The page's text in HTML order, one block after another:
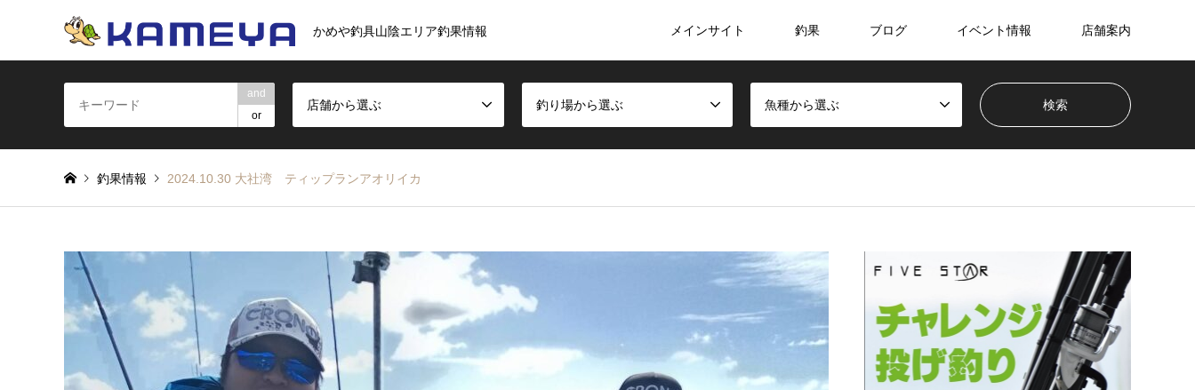
かめや釣具山陰エリア釣果情報 メインサイト 釣果 ブログ イベント情報 店舗案内
and
or
店舗から選ぶ 釣り場から選ぶ 魚種から選ぶ
釣果情報 2024.10.30 大社湾 ティップランアオリイカ